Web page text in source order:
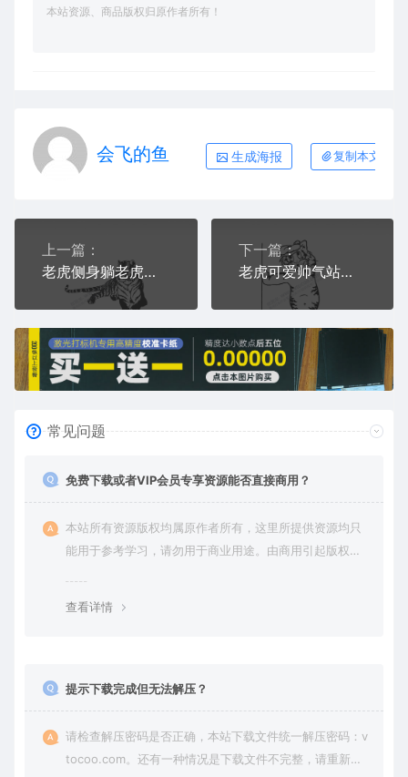
本站资源、商品版权归原作者所有！
会飞的鱼 生成海报 复制本文链接
上一篇：
老虎侧身躺老虎温柔憨厚虎AI8.0格式激光打标文件通用矢量图
下一篇：
老虎可爱帅气站立老虎戴帽子虎AI8.0格式激光打标文件通用矢量图
常见问题
免费下载或者VIP会员专享资源能否直接商用？
本站所有资源版权均属原作者所有，这里所提供资源均只
能用于参考学习，请勿用于商业用途。由商用引起版权纠
查看详情
提示下载完成但无法解压？
请检查解压密码是否正确，本站下载文件统一解压密码：v
tocoo.com。还有一种情况是下载文件不完整，请重新下